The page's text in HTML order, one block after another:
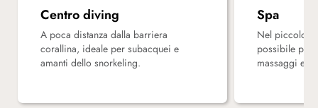
• Alcolici locali
• Sport non motorizzati
Centro diving
A poca distanza dalla barriera
corallina, ideale per subacquei e
amanti dello snorkeling.
Spa
Nel piccolo
possibile
massaggi e